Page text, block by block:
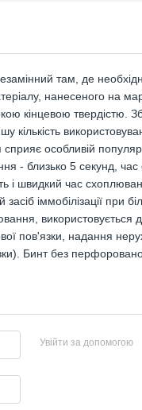
там, де
нанесеного на
кінцевою твердістю.
особливій
- близько 5 секунд,
і швидкий час
іммобілізації при
використовується
пов'язки, надання
Бинт без
Увійти за допомогою